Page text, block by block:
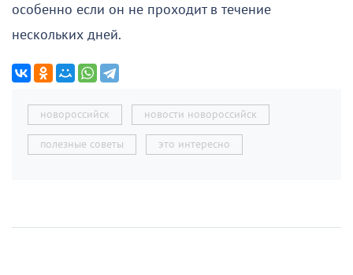
особенно если он не проходит в течение
нескольких дней.
новороссийск новости новороссийск
полезные советы это интересно